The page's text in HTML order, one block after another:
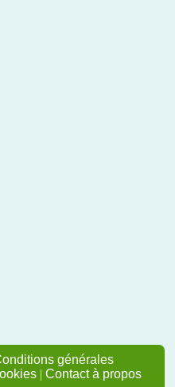
générales
| Contact à propos